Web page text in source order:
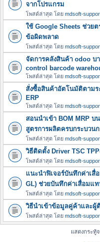
จากโปรแกรม
โพสต์ล่าสุด โดย mdsoft-
ใช้ Google Sheets ช่วย
ข้อผิดพลาด
โพสต์ล่าสุด โดย mdsoft-
จัดการคลังสินค้า odoo บ
control barcode
โพสต์ล่าสุด โดย mdsoft-
สั่งซื้อสินค้าอัตโนมัติตาม
ERP
โพสต์ล่าสุด โดย mdsoft-
สอนนำเข้า BOM MRP บ
สูตรการผลิตครบกระบวน
โพสต์ล่าสุด โดย mdsoft-
วิธีติดตั้ง Driver TSC
โพสต์ล่าสุด โดย mdsoft-
แนะนำฟิเจอร์บันทึกค่าเสื่
GL) ช่วยบันทึกค่าเสื่อมแ
โพสต์ล่าสุด โดย mdsoft-
วิธีนำเข้าข้อมูลคู่ค้าและผู้
โพสต์ล่าสุด โดย mdsoft-
แสดงกระทู้